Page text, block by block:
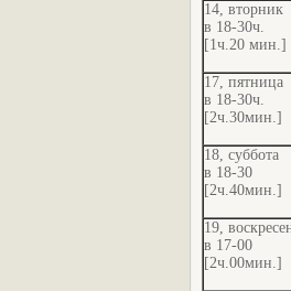
14, вторник
в 18-30ч.
[1ч.20 мин.]
17, пятница
в 18-30ч.
[2ч.30мин.]
18, суббота
в 18-30
[2ч.40мин.]
19,
в 17-00
[2ч.00мин.]